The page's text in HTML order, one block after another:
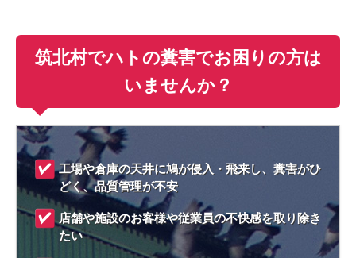
筑北村でハトの糞害でお困りの方は
いませんか？
工場や倉庫の天井に鳩が侵入・飛来し、糞害がひ
どく、品質管理が不安
店舗や施設のお客様や従業員の不快感を取り除き
たい